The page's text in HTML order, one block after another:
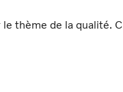
thème de la qualité.